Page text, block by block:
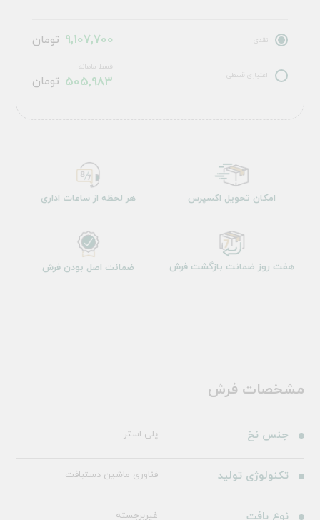
نقدی 9,107,700 تومان
اعتباری قسطی
قسط ماهانه
505,983 تومان
امکان تحویل اکسپرس هر لحظه از ساعات اداری
هفت روز ضمانت بازگشت فرش ضمانت اصل بودن فرش
مشخصات فرش
جنس نخ پلی استر
تکنولوژی تولید فناوری ماشین دستبافت
نوع بافت غیربرجسته